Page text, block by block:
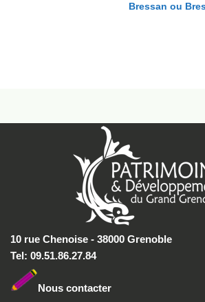
Bressan ou
10 rue Chenoise - 38000 Grenoble
Tel: 09.51.86.27.84
Nous contacter